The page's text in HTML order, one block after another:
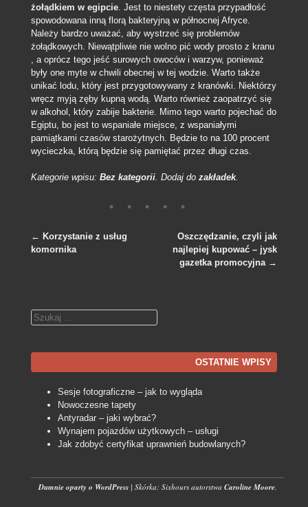
żołądkiem w egipcie. Jest to niestety częsta przypadłość
spowodowana inną florą bakteryjną w północnej Afryce.
Należy bardzo uważać, aby wystrzeć się problemów
żołądkowych. Niewątpliwie nie wolno pić wody prosto z kranu
, a oprócz tego jeść surowych owoców i warzyw, ponieważ
były one myte w chwili obecnej w tej wodzie. Warto także
unikać lodu, który jest przygotowywany z kranówki. Niektórzy
wręcz myją zęby kupną wodą. Warto również zaopatrzyć się
w alkohol, który zabije bakterie. Mimo tego warto pojechać do
Egiptu, bo jest to wspaniałe miejsce, z wspaniałymi
pamiątkami czasów starożytnych. Będzie to na 100 procent
wycieczka, którą będzie się pamiętać przez długi czas.
Kategorie wpisu: Bez kategorii. Dodaj do zakładek.
Nawigacja po wpisach
← Korzystanie z usług
komornika
Oszczędzanie, czyli jak
najlepiej kupować – jysk
gazetka promocyjna →
Szukaj
OSTATNIE WPISY
Sesje fotograficzne – jak to wygląda
Nowoczesne tapety
Antyradar – jaki wybrać?
Wynajem pojazdów użytkowych – usługi
Jak zdobyć certyfikat uprawnień budowlanych?
Dumnie oparty o WordPress | Skórka: Sixhours autorstwa Caroline Moore.